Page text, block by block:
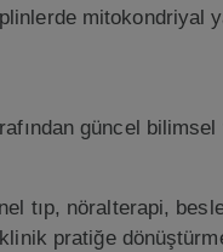
mitokondriyal
güncel
tıp, nöralterapi,
pratiğe